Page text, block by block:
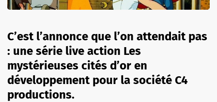
C’est l’annonce que l’on attendait pas
: une série live action Les
mystérieuses cités d’or en
développement pour la société C4
productions.